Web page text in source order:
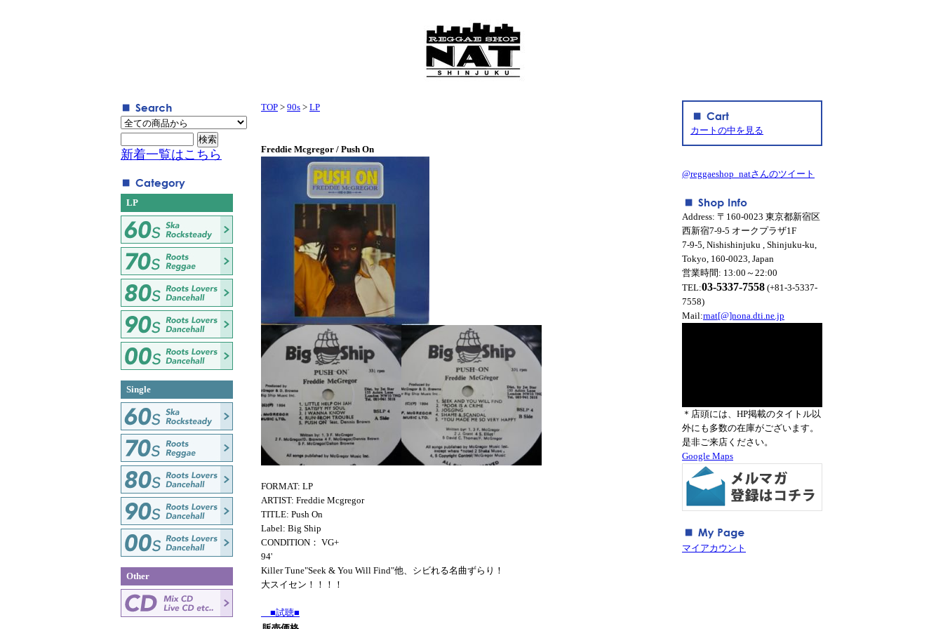
TOP > 90s > LP
Freddie Mcgregor / Push On
FORMAT: LP
ARTIST: Freddie Mcgregor
TITLE: Push On
Label: Big Ship
CONDITION： VG+
94'
Killer Tune"Seek & You Will Find"他、シビれる名曲ずらり！
大スイセン！！！！
■試聴■
新着一覧はこちら
LP
Single
Other
カートの中を見る
@reggaeshop_natさんのツイート
Address: 〒160-0023 東京都新宿区
西新宿7-9-5 オークプラザ1F
7-9-5, Nishishinjuku , Shinjuku-ku,
Tokyo, 160-0023, Japan
営業時間: 13:00～22:00
TEL:03-5337-7558 (+81-3-5337-
7558)
Mail:rnat[@]nona.dti.ne.jp
＊店頭には、HP掲載のタイトル以
外にも多数の在庫がございます。
是非ご来店ください。
Google Maps
マイアカウント